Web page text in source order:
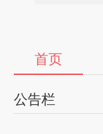
首页
公告栏